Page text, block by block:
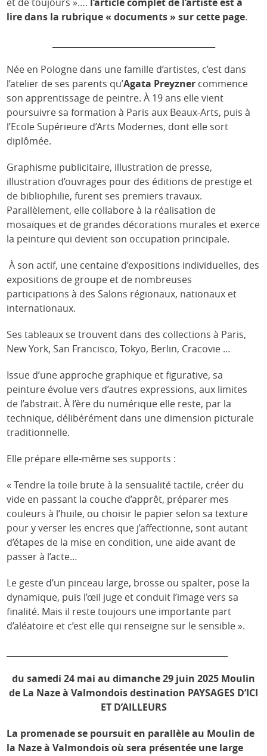
lire dans la rubrique « documents » sur cette page.
Née en Pologne dans une famille d’artistes, c’est dans
l’atelier de ses parents qu’Agata Preyzner commence
son apprentissage de peintre. À 19 ans elle vient
poursuivre sa formation à Paris aux Beaux-Arts, puis à
l’Ecole Supérieure d’Arts Modernes, dont elle sort
diplômée.
Graphisme publicitaire, illustration de presse,
illustration d’ouvrages pour des éditions de prestige et
de bibliophilie, furent ses premiers travaux.
Parallèlement, elle collabore à la réalisation de
mosaïques et de grandes décorations murales et exerce
la peinture qui devient son occupation principale.
À son actif, une centaine d’expositions individuelles, des
expositions de groupe et de nombreuses
participations à des Salons régionaux, nationaux et
internationaux.
Ses tableaux se trouvent dans des collections à Paris,
New York, San Francisco, Tokyo, Berlin, Cracovie …
Issue d’une approche graphique et figurative, sa
peinture évolue vers d’autres expressions, aux limites
de l’abstrait. À l’ère du numérique elle reste, par la
technique, délibérément dans une dimension picturale
traditionnelle.
Elle prépare elle-même ses supports :
« Tendre la toile brute à la sensualité tactile, créer du
vide en passant la couche d’apprêt, préparer mes
couleurs à l’huile, ou choisir le papier selon sa texture
pour y verser les encres que j’affectionne, sont autant
d’étapes de la mise en condition, une aide avant de
passer à l’acte…
Le geste d’un pinceau large, brosse ou spalter, pose la
dynamique, puis l’œil juge et conduit l’image vers sa
finalité. Mais il reste toujours une importante part
d’aléatoire et c’est elle qui renseigne sur le sensible ».
du samedi 24 mai au dimanche 29 juin 2025 Moulin
de La Naze à Valmondois destination PAYSAGES D’ICI
ET D’AILLEURS
La promenade se poursuit en parallèle au Moulin de
la Naze à Valmondois où sera présentée une large